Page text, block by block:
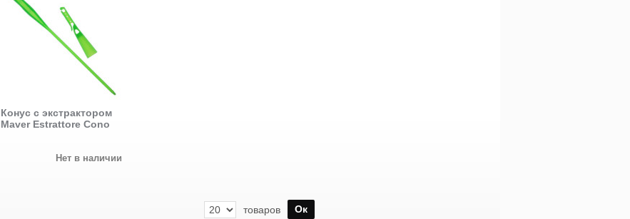
Конус с экстрактором
Maver Estrattore Cono
Нет в наличии
Ок
товаров